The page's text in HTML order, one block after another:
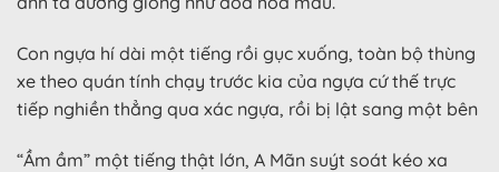
Con ngựa hí dài một tiếng rồi gục xuống, toàn bộ thùng
xe theo quán tính chạy trước kia của ngựa cứ thế trực
tiếp nghiền thẳng qua xác ngựa, rồi bị lật sang một bên
“Ầm ầm” một tiếng thật lớn, A Mãn suýt soát kéo xa